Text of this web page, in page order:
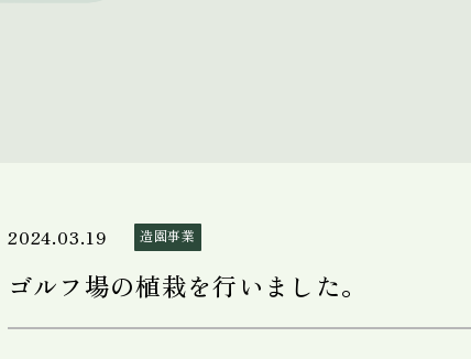
2024.03.19 造園事業
ゴルフ場の植栽を行いました。